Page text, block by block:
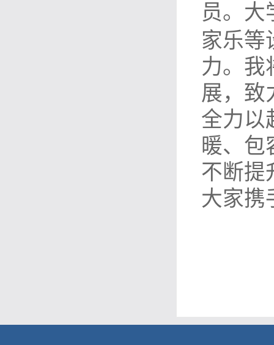
员。大
家乐等
力。我
展，致
全力以
暖、包
不断提
大家携